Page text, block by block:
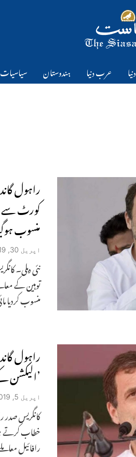
دنیا عرب دنیا ہندوستان سیاسیات
راہول
کورٹ سے
منسوب
اپریل 30, 2019
نئی دہلی۔
توہین کے
منسوب کردیا
راہول
’الیکشن
اپریل 5, 2019
کانگریس صدر
خطاب کرتے
رافائیل